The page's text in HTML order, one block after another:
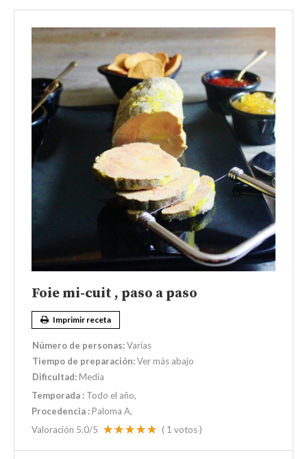
Foie mi-cuit , paso a paso
Imprimir receta
Número de personas:Varias
Tiempo de preparación:Ver más abajo
Dificultad: Media
Temporada : Todo el año
Procedencia : Paloma A,
Valoración 5.0/5 ( 1 votos )